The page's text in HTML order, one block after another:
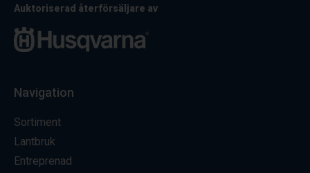
Auktoriserad återförsäljare av
Navigation
Sortiment
Lantbruk
Entreprenad